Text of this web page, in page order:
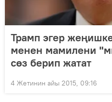
Трамп эгер
менен мамилени
сөз берип жатат
4 Жетинин айы 2015, 09:16